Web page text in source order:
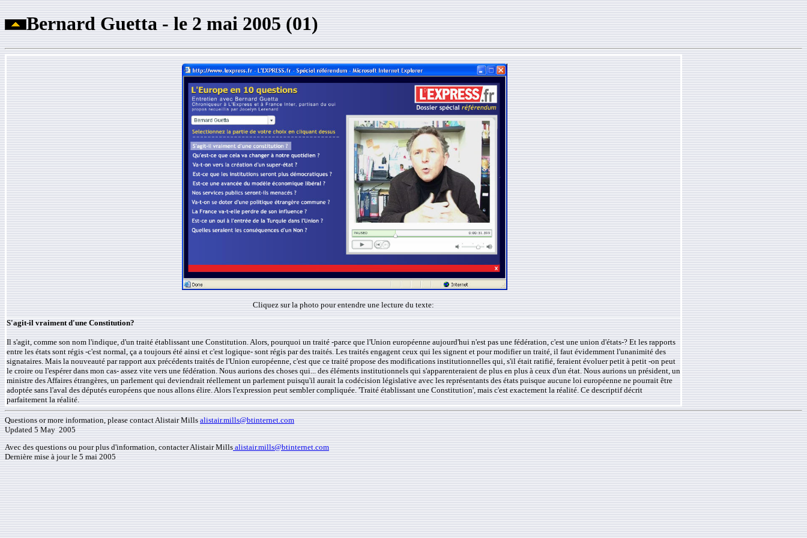
Bernard Guetta - le 2 mai 2005 (01)
Cliquez sur la photo pour entendre une lecture du texte:
S'agit-il vraiment d'une Constitution?
Il s'agit, comme son nom l'indique, d'un traité établissant une Constitution. Alors, pourquoi un traité -parce que l'Union européenne aujourd'hui n'est pas une fédération, c'est une union d'états-? Et les rapports
entre les états sont régis -c'est normal, ça a toujours été ainsi et c'est logique- sont régis par des traités. Les traités engagent ceux qui les signent et pour modifier un traité, il faut évidemment l'unanimité des
signataires. Mais la nouveauté par rapport aux précédents traités de l'Union européenne, c'est que ce traité propose des modifications institutionnelles qui, s'il était ratifié, feraient évoluer petit à petit -on peut
le croire ou l'espérer dans mon cas- assez vite vers une fédération. Nous aurions des choses qui... des éléments institutionnels qui s'apparenteraient de plus en plus à ceux d'un état. Nous aurions un président, un
ministre des Affaires étrangères, un parlement qui deviendrait réellement un parlement puisqu'il aurait la codécision législative avec les représentants des états puisque aucune loi européenne ne pourrait être
adoptée sans l'aval des députés européens que nous allons élire. Alors l'expression peut sembler compliquée. 'Traité établissant une Constitution', mais c'est exactement la réalité. Ce descriptif décrit
parfaitement la réalité.
Questions or more information, please contact Alistair Mills alistair.mills@btinternet.com
Updated 5 May 2005
Avec des questions ou pour plus d'information, contacter Alistair Mills alistair.mills@btinternet.com
Dernière mise à jour le 5 mai 2005